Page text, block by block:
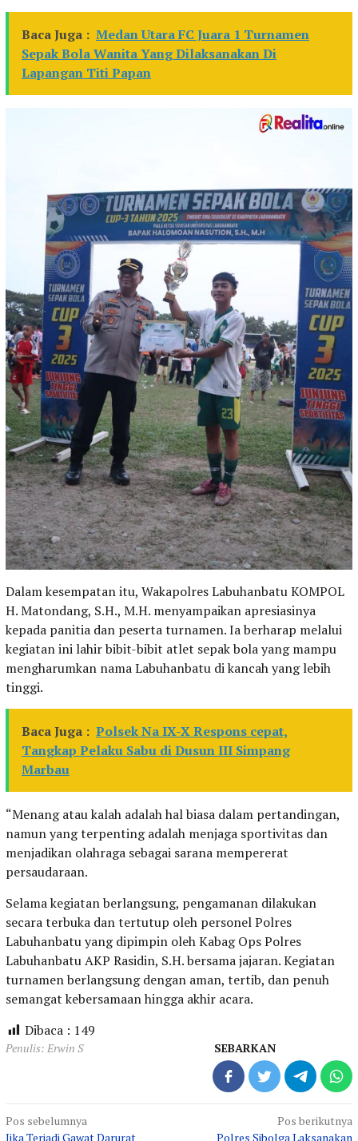
Baca Juga : Medan Utara FC Juara 1 Turnamen
Sepak Bola Wanita Yang Dilaksanakan Di
Lapangan Titi Papan
Dalam kesempatan itu, Wakapolres Labuhanbatu KOMPOL
H. Matondang, S.H., M.H. menyampaikan apresiasinya
kepada panitia dan peserta turnamen. Ia berharap melalui
kegiatan ini lahir bibit-bibit atlet sepak bola yang mampu
mengharumkan nama Labuhanbatu di kancah yang lebih
tinggi.
Baca Juga : Polsek Na IX-X Respons cepat,
Tangkap Pelaku Sabu di Dusun III Simpang
Marbau
“Menang atau kalah adalah hal biasa dalam pertandingan,
namun yang terpenting adalah menjaga sportivitas dan
menjadikan olahraga sebagai sarana mempererat
persaudaraan.
Selama kegiatan berlangsung, pengamanan dilakukan
secara terbuka dan tertutup oleh personel Polres
Labuhanbatu yang dipimpin oleh Kabag Ops Polres
Labuhanbatu AKP Rasidin, S.H. bersama jajaran. Kegiatan
turnamen berlangsung dengan aman, tertib, dan penuh
semangat kebersamaan hingga akhir acara.
Dibaca : 149
Penulis: Erwin S SEBARKAN
Navigasi
Pos sebelumnya
Jika Terjadi Gawat Darurat
Pos berikutnya
Polres Sibolga Laksanakan